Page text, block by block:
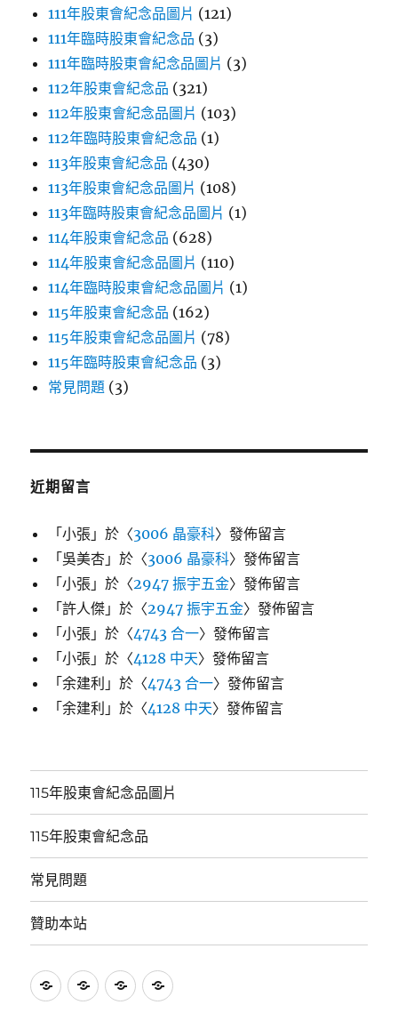
111年股東會紀念品圖片 (121)
111年臨時股東會紀念品 (3)
111年臨時股東會紀念品圖片 (3)
112年股東會紀念品 (321)
112年股東會紀念品圖片 (103)
112年臨時股東會紀念品 (1)
113年股東會紀念品 (430)
113年股東會紀念品圖片 (108)
113年臨時股東會紀念品圖片 (1)
114年股東會紀念品 (628)
114年股東會紀念品圖片 (110)
114年臨時股東會紀念品圖片 (1)
115年股東會紀念品 (162)
115年股東會紀念品圖片 (78)
115年臨時股東會紀念品 (3)
常見問題 (3)
近期留言
「小張 」於〈3006 晶豪科〉發佈留言
「吳美杏 」於〈3006 晶豪科〉發佈留言
「小張 」於〈2947 振宇五金〉發佈留言
「許人傑 」於〈2947 振宇五金〉發佈留言
「小張 」於〈4743 合一〉發佈留言
「小張 」於〈4128 中天〉發佈留言
「余建利 」於〈4743 合一〉發佈留言
「余建利 」於〈4128 中天〉發佈留言
115年股東會紀念品圖片
115年股東會紀念品
常見問題
贊助本站
115
115
常
贊